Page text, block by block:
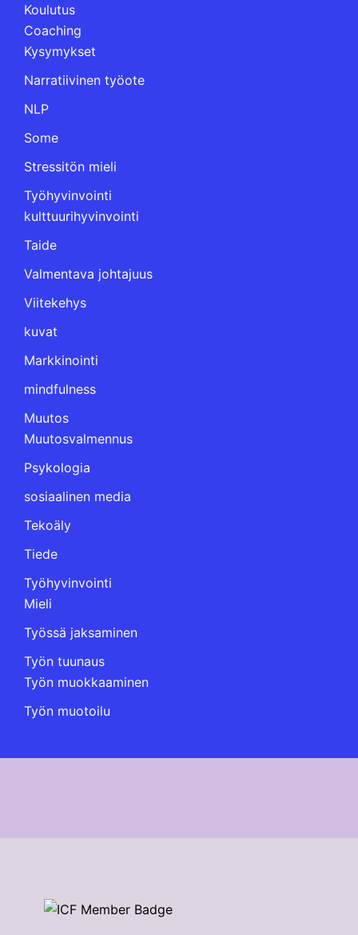
Koulutus
Coaching
Kysymykset
Narratiivinen työote
NLP
Some
Stressitön mieli
Työhyvinvointi
kulttuurihyvinvointi
Taide
Valmentava johtajuus
Viitekehys
kuvat
Markkinointi
mindfulness
Muutos
Muutosvalmennus
Psykologia
sosiaalinen media
Tekoäly
Tiede
Työhyvinvointi
Mieli
Työssä jaksaminen
Työn tuunaus
Työn muokkaaminen
Työn muotoilu